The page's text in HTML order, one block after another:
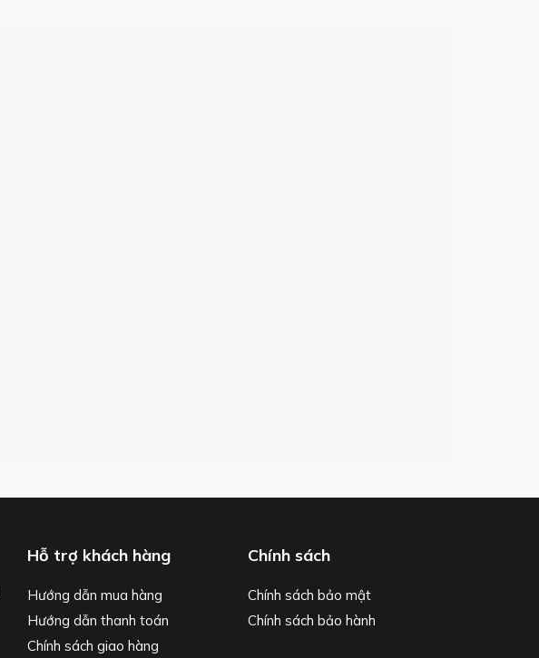
Hỗ trợ khách hàng
Hướng dẫn mua hàng
Hướng dẫn thanh toán
Chính sách giao hàng
Chính sách
Chính sách bảo mật
Chính sách bảo hành